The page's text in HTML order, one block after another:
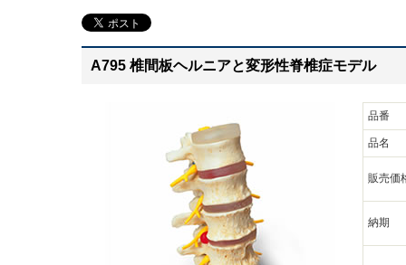
A795 椎間板ヘルニアと変形性脊椎症モデル
品番
品名
販売価
納期